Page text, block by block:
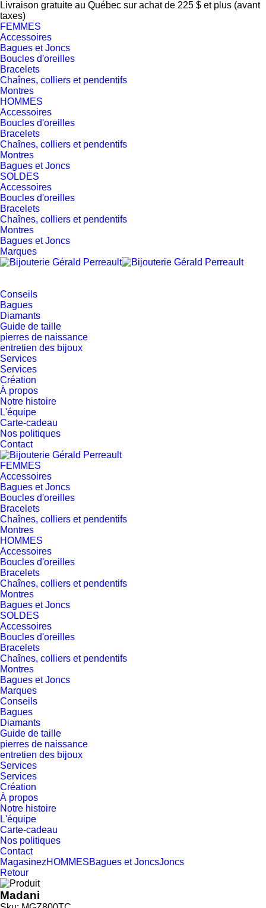
Livraison gratuite au Québec sur achat de 225 $ et plus (avant
taxes)
FEMMES
Accessoires
Bagues et Joncs
Boucles d'oreilles
Bracelets
Chaînes, colliers et pendentifs
Montres
HOMMES
Accessoires
Boucles d'oreilles
Bracelets
Chaînes, colliers et pendentifs
Montres
Bagues et Joncs
SOLDES
Accessoires
Boucles d'oreilles
Bracelets
Chaînes, colliers et pendentifs
Montres
Bagues et Joncs
Marques
Conseils
Bagues
Diamants
Guide de taille
pierres de naissance
entretien des bijoux
Services
Services
Création
À propos
Notre histoire
L'équipe
Carte-cadeau
Nos politiques
Contact
FEMMES
Accessoires
Bagues et Joncs
Boucles d'oreilles
Bracelets
Chaînes, colliers et pendentifs
Montres
HOMMES
Accessoires
Boucles d'oreilles
Bracelets
Chaînes, colliers et pendentifs
Montres
Bagues et Joncs
SOLDES
Accessoires
Boucles d'oreilles
Bracelets
Chaînes, colliers et pendentifs
Montres
Bagues et Joncs
Marques
Conseils
Bagues
Diamants
Guide de taille
pierres de naissance
entretien des bijoux
Services
Services
Création
À propos
Notre histoire
L'équipe
Carte-cadeau
Nos politiques
Contact
MagasinezHOMMESBagues et JoncsJoncs
Retour
Madani